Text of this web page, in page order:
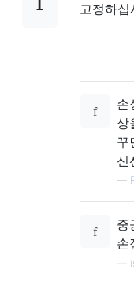
고정하십
손
상
꾸
신
—
중
손